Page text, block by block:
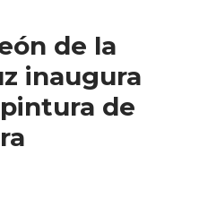
de la
inaugura
de